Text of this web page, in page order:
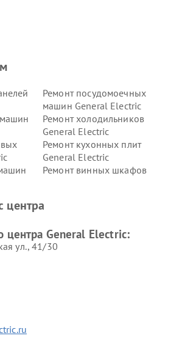
Ремонт посудомоечных
машин General Electric
Ремонт холодильников
General Electric
Ремонт кухонных плит
General Electric
Ремонт винных шкафов
General Electric
центра
центра General Electric:
ул., 41/30